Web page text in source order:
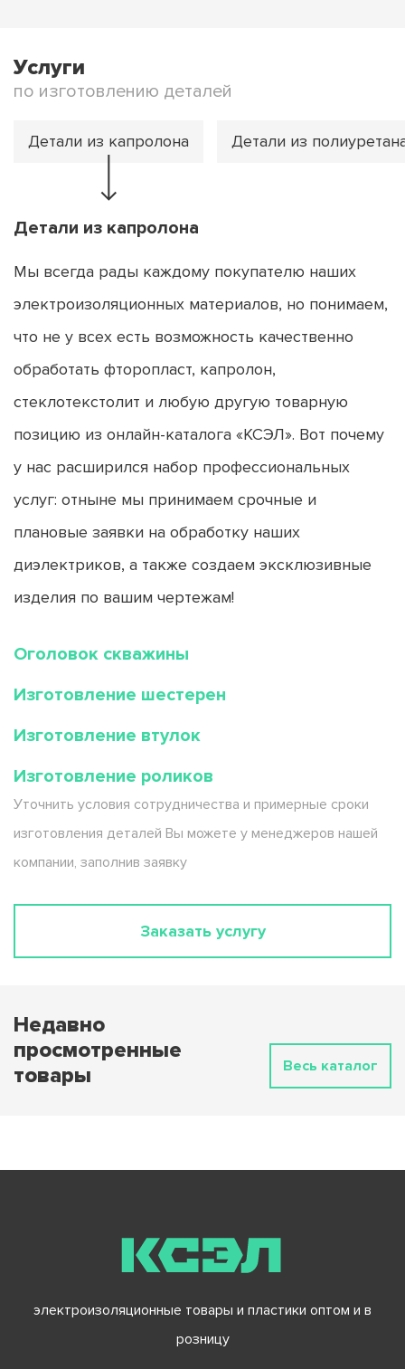
Услуги
по изготовлению деталей
Детали из капролона Детали из
Детали из капролона
Мы всегда рады каждому покупателю наших
электроизоляционных материалов, но понимаем,
что не у всех есть возможность качественно
обработать фторопласт, капролон,
стеклотекстолит и любую другую товарную
позицию из онлайн-каталога «КСЭЛ». Вот почему
у нас расширился набор профессиональных
услуг: отныне мы принимаем срочные и
плановые заявки на обработку наших
диэлектриков, а также создаем эксклюзивные
изделия по вашим чертежам!
Оголовок скважины
Изготовление шестерен
Изготовление втулок
Изготовление роликов
Уточнить условия сотрудничества и примерные сроки
изготовления деталей Вы можете у менеджеров нашей
компании, заполнив заявку
Заказать услугу
Недавно
просмотренные
товары
Весь каталог
электроизоляционные товары и пластики оптом и в
розницу